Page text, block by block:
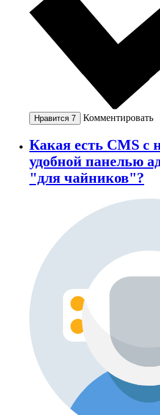
Нравится 7 Комментировать
Какая есть CMS с
удобной панелью
"для чайников"?